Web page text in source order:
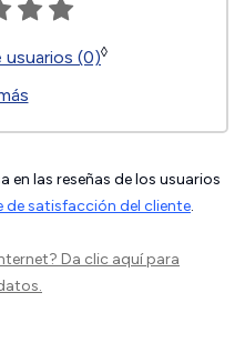
usuarios (0)◊
en las reseñas de los usuarios
de satisfacción del cliente.
Da clic aquípara